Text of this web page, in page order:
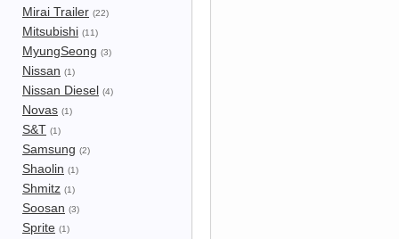
Mirai Trailer (22)
Mitsubishi (11)
MyungSeong (3)
Nissan (1)
Nissan Diesel (4)
Novas (1)
S&T (1)
Samsung (2)
Shaolin (1)
Shmitz (1)
Soosan (3)
Sprite (1)